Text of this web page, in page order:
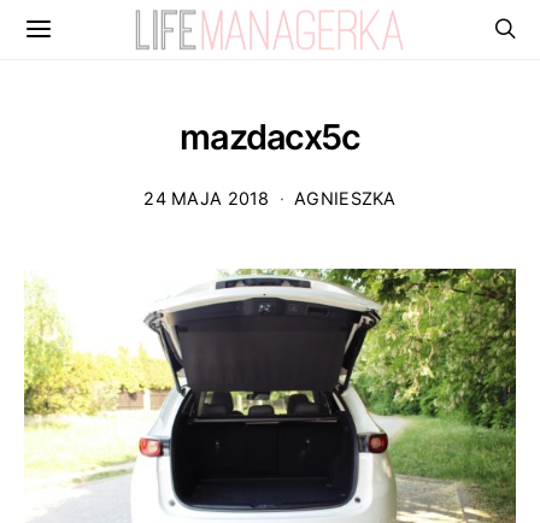
mazdacx5c
24 MAJA 2018 AGNIESZKA